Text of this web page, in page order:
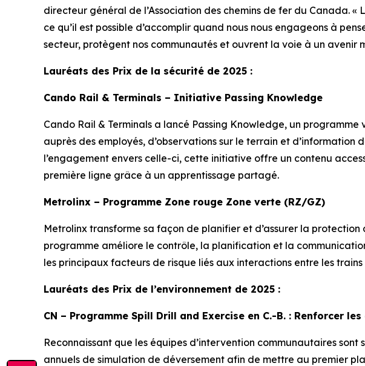
directeur général de l’Association des chemins de fer du Canada.
ce qu’il est possible d’accomplir quand nous nous engageons à
secteur, protègent nos communautés et ouvrent la voie à un avenir
Lauréats des Prix de la sécurité de 2025 :
Cando Rail & Terminals – Initiative Passing Knowledge
Cando Rail & Terminals a lancé Passing Knowledge, un programme
auprès des employés, d’observations sur le terrain et
l’engagement envers celle-ci, cette initiative offre un contenu
première ligne grâce à un apprentissage partagé.
Metrolinx – Programme Zone rouge Zone verte (RZ/GZ)
Metrolinx transforme sa façon de planifier et d’assurer la
programme améliore le contrôle, la planification et la
les principaux facteurs de risque liés aux interactions entre les
Lauréats des Prix de l’environnement de 2025 :
CN – Programme Spill Drill and Exercise en C.-B. : Renforcer
Reconnaissant que les équipes d’intervention communautaires
annuels de simulation de déversement afin de mettre au premier